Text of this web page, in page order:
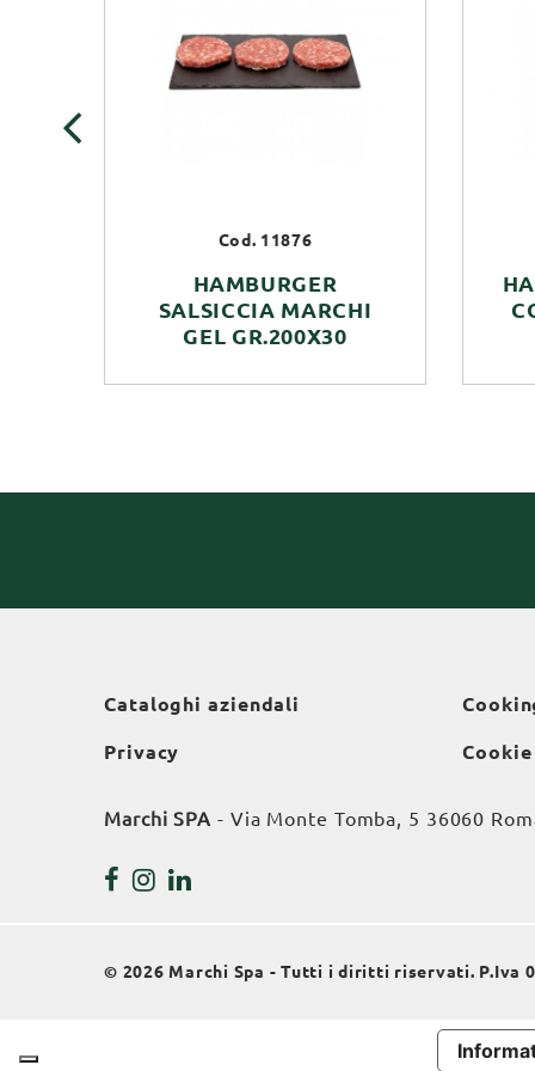
Cod. 11876
HAMBURGER
SALSICCIA MARCHI
GEL GR.200X30
Cataloghi aziendali
Privacy
Marchi SPA - Via Monte Tomba, 5 36060
© 2026 Marchi Spa - Tutti i diritti riservati. P.Iva